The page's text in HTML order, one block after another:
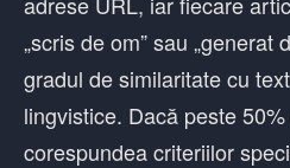
„scris de om” sau „generat
gradul de similaritate cu
lingvistice. Dacă peste
corespundea criteriilor